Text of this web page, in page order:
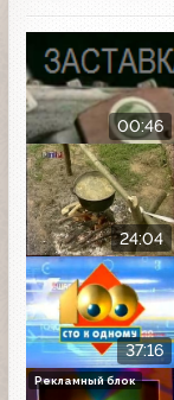
00:46
24:04
37:16
Рекламный блок